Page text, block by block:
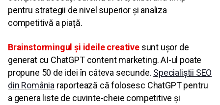
pentru strategii de nivel superior și analiza
competitivă a piață.
Brainstormingul și ideile creativesunt ușor de
generat cu ChatGPT content marketing. AI-ul poate
propune 50 de idei în câteva secunde. Specialiștii SEO
din România raportează că folosesc ChatGPT pentru
a genera liste de cuvinte-cheie competitive și